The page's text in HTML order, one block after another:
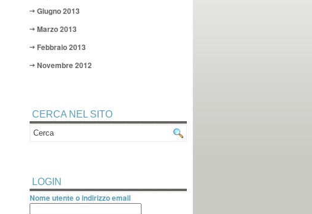
Giugno 2013
Marzo 2013
Febbraio 2013
Novembre 2012
CERCA NEL SITO
LOGIN
Nome utente o indirizzo email